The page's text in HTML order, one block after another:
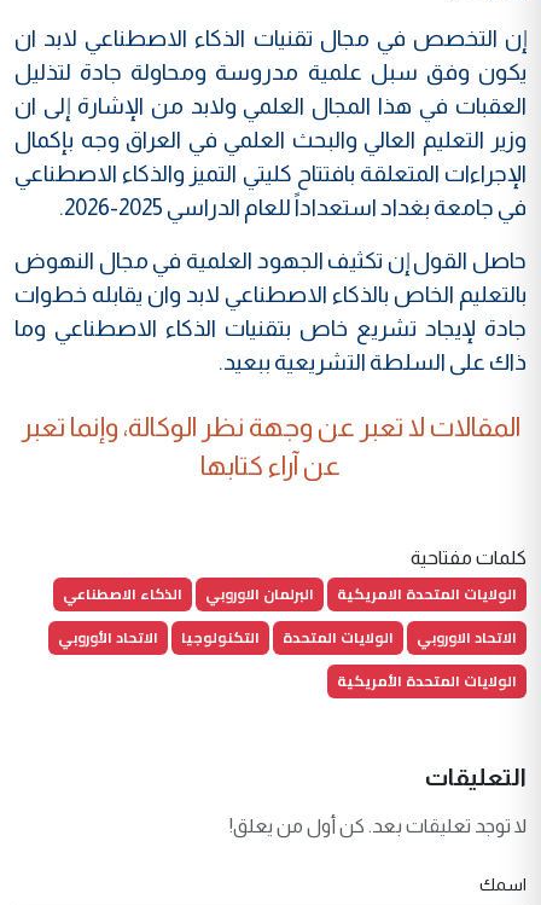
إن التخصص في مجال تقنيات الذكاء الاصطناعي لابد ان
يكون وفق سبل علمية مدروسة ومحاولة جادة لتذليل
العقبات في هذا المجال العلمي ولابد من الإشارة إلى ان
وزير التعليم العالي والبحث العلمي في العراق وجه بإكمال
الإجراءات المتعلقة بافتتاح كليتي التميز والذكاء الاصطناعي
في جامعة بغداد استعداداً للعام الدراسي 2025-2026.
حاصل القول إن تكثيف الجهود العلمية في مجال النهوض
بالتعليم الخاص بالذكاء الاصطناعي لابد وان يقابله خطوات
جادة لإيجاد تشريع خاص بتقنيات الذكاء الاصطناعي وما
ذاك على السلطة التشريعية ببعيد.
المقالات لا تعبر عن وجهة نظر الوكالة، وإنما تعبر
عن آراء كتابها
كلمات مفتاحية
الولايات المتحدة الامريكية البرلمان الاوروبي
الذكاء الاصطناعي
الاتحاد الاوروبي
الولايات المتحدة التكنولوجيا
الاتحاد الأوروبي
الولايات المتحدة الأمريكية
التعليقات
لا توجد تعليقات بعد. كن أول من يعلق!
اسمك